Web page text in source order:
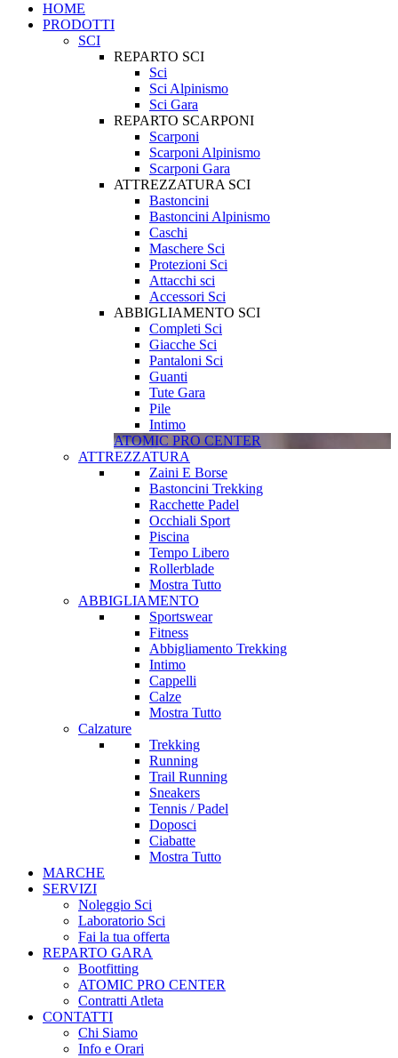
HOME
PRODOTTI
SCI
REPARTO SCI
Sci
Sci Alpinismo
Sci Gara
REPARTO SCARPONI
Scarponi
Scarponi Alpinismo
Scarponi Gara
ATTREZZATURA SCI
Bastoncini
Bastoncini Alpinismo
Caschi
Maschere Sci
Protezioni Sci
Attacchi sci
Accessori Sci
ABBIGLIAMENTO SCI
Completi Sci
Giacche Sci
Pantaloni Sci
Guanti
Tute Gara
Pile
Intimo
ATOMIC PRO CENTER
ATTREZZATURA
Zaini E Borse
Bastoncini Trekking
Racchette Padel
Occhiali Sport
Piscina
Tempo Libero
Rollerblade
Mostra Tutto
ABBIGLIAMENTO
Sportswear
Fitness
Abbigliamento Trekking
Intimo
Cappelli
Calze
Mostra Tutto
Calzature
Trekking
Running
Trail Running
Sneakers
Tennis / Padel
Doposci
Ciabatte
Mostra Tutto
MARCHE
SERVIZI
Noleggio Sci
Laboratorio Sci
Fai la tua offerta
REPARTO GARA
Bootfitting
ATOMIC PRO CENTER
Contratti Atleta
CONTATTI
Chi Siamo
Info e Orari